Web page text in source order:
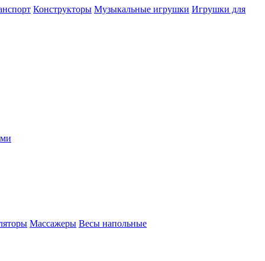
Конструкторы Музыкальные игрушки Игрушки для
Массажеры Весы напольные